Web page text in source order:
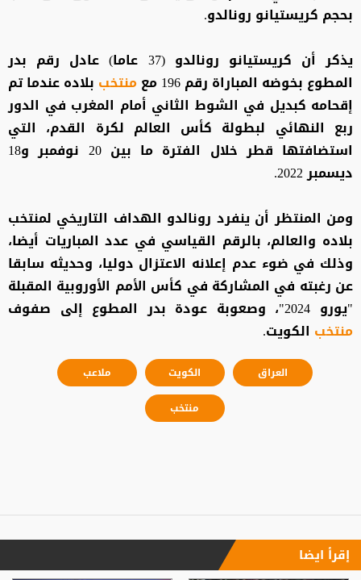
بحجم كريستيانو رونالدو.
يذكر أن كريستيانو رونالدو (37 عاما) عادل رقم بدر
المطوع بخوضه المباراة رقم 196 مع
منتخب بلاده عندما تم
إقحامه كبديل في الشوط الثاني أمام المغرب في الدور
ربع النهائي لبطولة كأس العالم لكرة القدم، التي
استضافتها قطر خلال الفترة ما بين 20 نوفمبر و18
ديسمبر 2022.
ومن المنتظر أن ينفرد رونالدو الهداف التاريخي لمنتخب
بلاده والعالم، بالرقم القياسي في عدد المباريات أيضا،
وذلك في ضوء عدم إعلانه الاعتزال دوليا، وحديثه سابقا
عن رغبته في المشاركة في كأس الأمم الأوروبية المقبلة
"يورو 2024"، وصعوبة عودة بدر المطوع إلى صفوف
منتخب الكويت.
العراق الكويت
ملاعب
منتخب
إقرأ ايضا